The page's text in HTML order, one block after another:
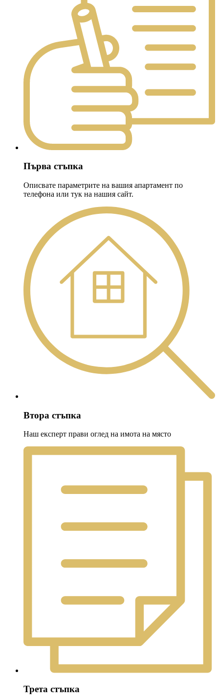
Първа стъпка
Описвате параметрите на вашия апартамент по
телефона или тук на нашия сайт.
Втора стъпка
Наш експерт прави оглед на имота на място
Трета стъпка